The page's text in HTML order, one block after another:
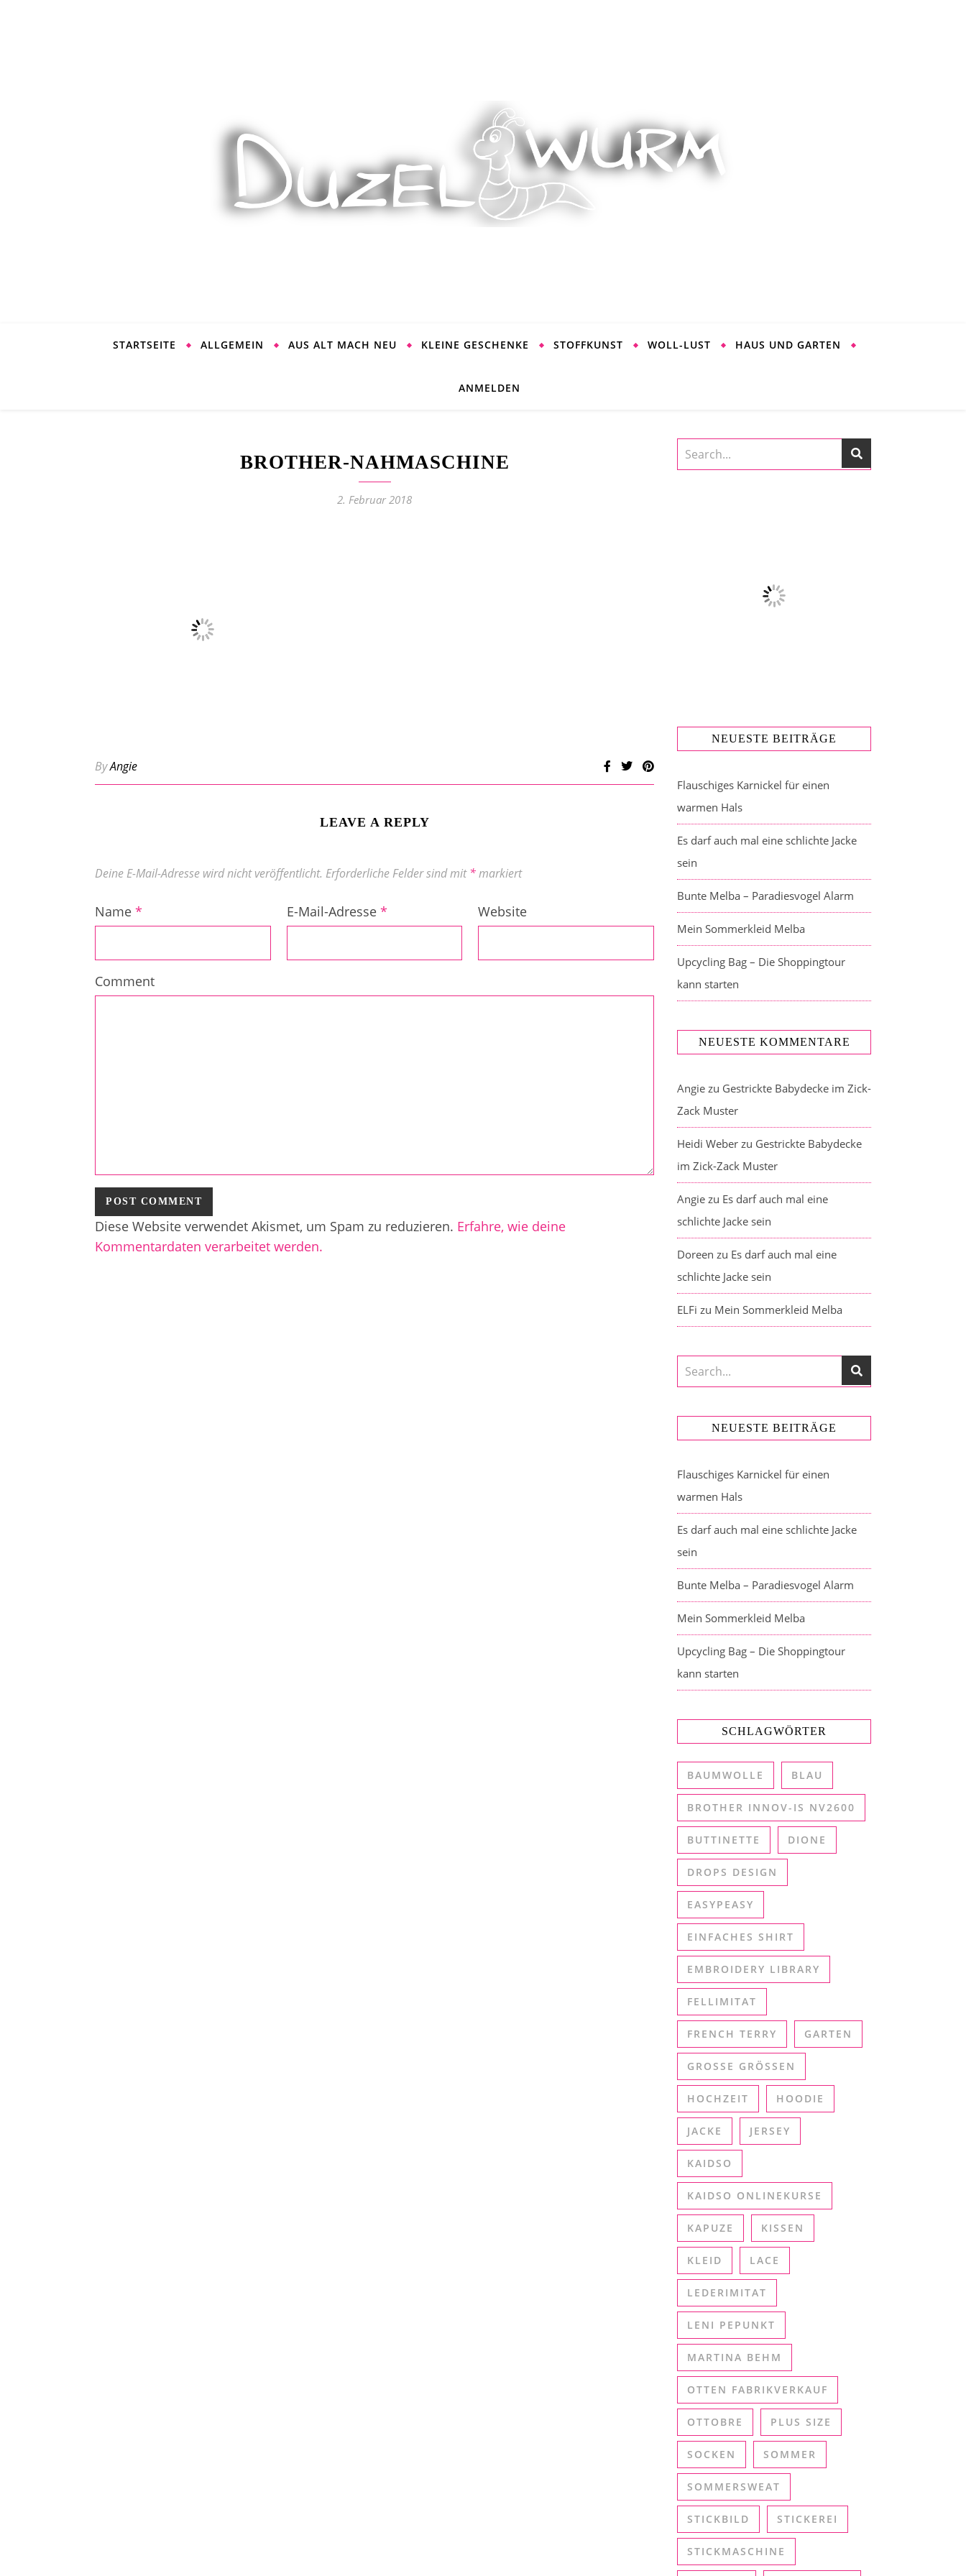
STARTSEITE ALLGEMEIN AUS ALT MACH NEU KLEINE GESCHENKE STOFFKUNST WOLL-LUST HAUS UND GARTEN
ANMELDEN
BROTHER-NAHMASCHINE
2. Februar 2018
ByAngie
LEAVE A REPLY
Deine E-Mail-Adresse wird nicht veröffentlicht. Erforderliche Felder sind mit*markiert
Name * E-Mail-Adresse * Website
Comment
Diese Website verwendet Akismet, um Spam zu reduzieren. Erfahre, wie deine
Kommentardaten verarbeitet werden.
NEUESTE BEITRÄGE
Flauschiges Karnickel für einen
warmen Hals
Es darf auch mal eine schlichte Jacke
sein
Bunte Melba – Paradiesvogel Alarm
Mein Sommerkleid Melba
Upcycling Bag – Die Shoppingtour
kann starten
NEUESTE KOMMENTARE
Angie zu Gestrickte Babydecke im Zick-
Zack Muster
Heidi Weber zu Gestrickte Babydecke
im Zick-Zack Muster
Angie zu Es darf auch mal eine
schlichte Jacke sein
Doreen zu Es darf auch mal eine
schlichte Jacke sein
ELFi zu Mein Sommerkleid Melba
NEUESTE BEITRÄGE
Flauschiges Karnickel für einen
warmen Hals
Es darf auch mal eine schlichte Jacke
sein
Bunte Melba – Paradiesvogel Alarm
Mein Sommerkleid Melba
Upcycling Bag – Die Shoppingtour
kann starten
SCHLAGWÖRTER
BAUMWOLLE BLAU
BROTHER INNOV-IS NV2600
BUTTINETTE DIONE
DROPS DESIGN
EASYPEASY
EINFACHES SHIRT
EMBROIDERY LIBRARY
FELLIMITAT
FRENCH TERRY GARTEN
GROSSE GRÖSSEN
HOCHZEIT HOODIE
JACKE JERSEY
KAIDSO
KAIDSO ONLINEKURSE
KAPUZE KISSEN
KLEID LACE
LEDERIMITAT
LENI PEPUNKT
MARTINA BEHM
OTTEN FABRIKVERKAUF
OTTOBRE PLUS SIZE
SOCKEN SOMMER
SOMMERSWEAT
STICKBILD STICKEREI
STICKMASCHINE